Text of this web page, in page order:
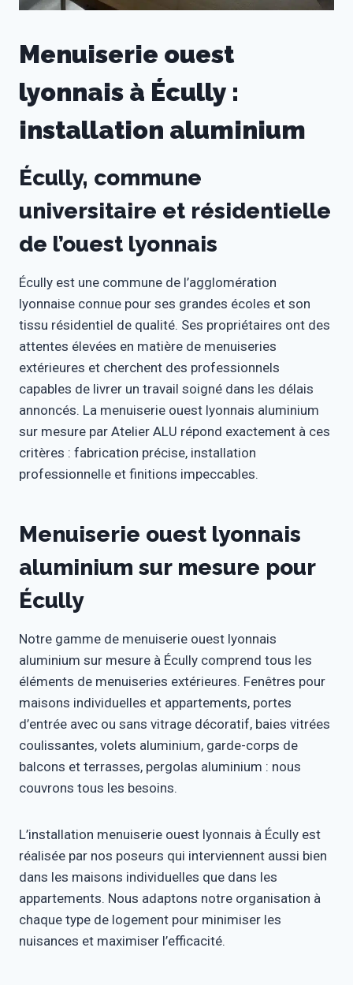
Menuiserie ouest
lyonnais à Écully :
installation aluminium
Écully, commune
universitaire et résidentielle
de l’ouest lyonnais
Écully est une commune de l’agglomération
lyonnaise connue pour ses grandes écoles et son
tissu résidentiel de qualité. Ses propriétaires ont des
attentes élevées en matière de menuiseries
extérieures et cherchent des professionnels
capables de livrer un travail soigné dans les délais
annoncés. La menuiserie ouest lyonnais aluminium
sur mesure par Atelier ALU répond exactement à ces
critères : fabrication précise, installation
professionnelle et finitions impeccables.
Menuiserie ouest lyonnais
aluminium sur mesure pour
Écully
Notre gamme de menuiserie ouest lyonnais
aluminium sur mesure à Écully comprend tous les
éléments de menuiseries extérieures. Fenêtres pour
maisons individuelles et appartements, portes
d’entrée avec ou sans vitrage décoratif, baies vitrées
coulissantes, volets aluminium, garde-corps de
balcons et terrasses, pergolas aluminium : nous
couvrons tous les besoins.
L’installation menuiserie ouest lyonnais à Écully est
réalisée par nos poseurs qui interviennent aussi bien
dans les maisons individuelles que dans les
appartements. Nous adaptons notre organisation à
chaque type de logement pour minimiser les
nuisances et maximiser l’efficacité.